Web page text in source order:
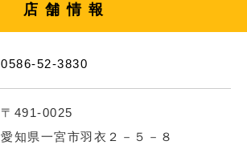
店舗情報
0586-52-3830
〒491-0025
愛知県一宮市羽衣２－５－８